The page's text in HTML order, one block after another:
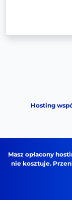
Hosting
Masz opłacony
nie kosztuje.